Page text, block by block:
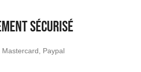
SÉCURISÉ
Mastercard, Paypal